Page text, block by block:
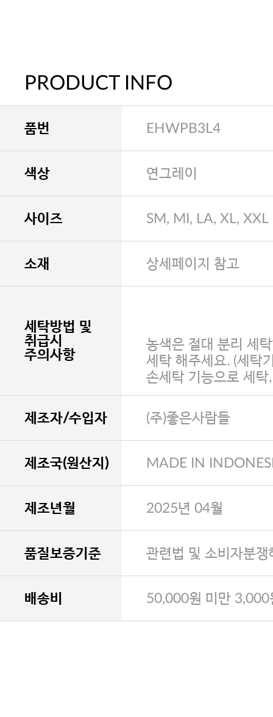
PRODUCT INFO
품번 EHWPB3L4
색상 연그레이
사이즈 SM, MI, LA, XL, XXL
소재 상세페이지 참고
세탁방법 및
취급시
주의사항
농색은 절대 분리 세
세탁 해주세요. (세탁
손세탁 기능으로 세탁
제조자/수입자 (주)좋은사람들
제조국(원산지) MADE IN
제조년월 2025년 04월
품질보증기준 관련법 및 소비자분
배송비 50,000원 미만 3,000